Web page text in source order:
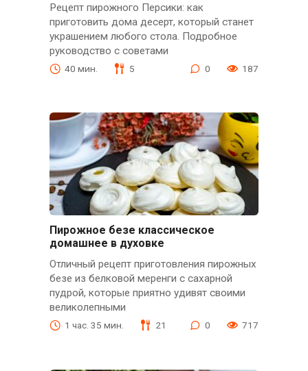
Рецепт пирожного Персики: как
приготовить дома десерт, который станет
украшением любого стола. Подробное
руководство с советами
40 мин. 5 0 187
Пирожное безе классическое
домашнее в духовке
Отличный рецепт приготовления пирожных
безе из белковой меренги с сахарной
пудрой, которые приятно удивят своими
великолепными
1 час. 35 мин. 21 0 717